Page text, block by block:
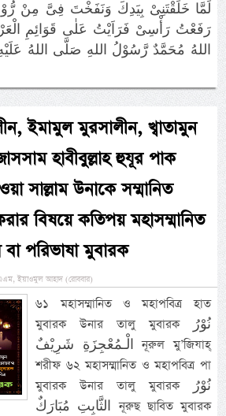
رَفَعْتُ رَأْسِىْ فَرَاَيْتُ عَلٰى قَوَائِمِ
اللهُ مُحَمَّدٌ رَّسُوْلُ اللهِ صَلَّى اللهُ
ইমামুল মুরসালীন, খ্বাতামুন
হাবীবুল্লাহ হুযূর পাক
সাল্লাম উনাকে সম্মানিত
বিষয়ে কতিপয় মহাসম্মানিত
পরিভাষা মুবারক
ইয়াওমুল আহাদ (রোববার)
৬১ মহাসম্মানিত ও মহাপবিত্র হাত
মুবারক উনার তালু মুবারক نُوْرُ
الْـمُعْجِزَةِ شَرِيْفٌ নূরুল মু’জিযাহ্
শরীফ ৬২ মহাসম্মানিত ও মহাপবিত্র পা
মুবারক উনার তালু মুবারক نُوْرُ
الثَّابِتِ مُبَارَكٌ নূরুছ ছাবিত মুবারক